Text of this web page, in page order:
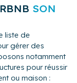
SON
liste de
gérer des
notamment
pour réussir
ou maison :